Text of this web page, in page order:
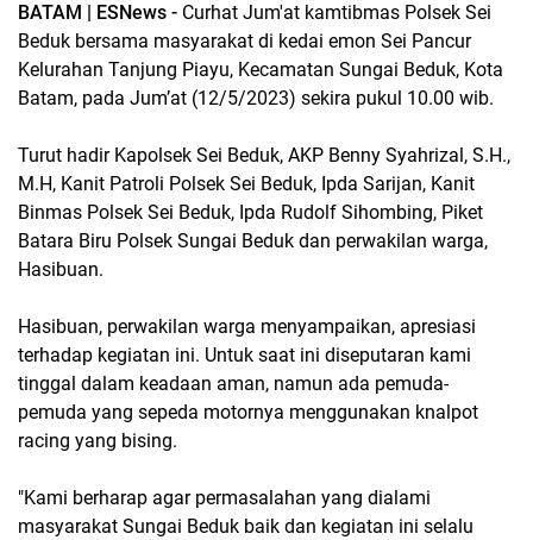
BATAM | ESNews - Curhat Jum'at kamtibmas Polsek Sei
Beduk bersama masyarakat di kedai emon Sei Pancur
Kelurahan Tanjung Piayu, Kecamatan Sungai Beduk, Kota
Batam, pada Jum’at (12/5/2023) sekira pukul 10.00 wib.
Turut hadir Kapolsek Sei Beduk, AKP Benny Syahrizal, S.H.,
M.H, Kanit Patroli Polsek Sei Beduk, Ipda Sarijan, Kanit
Binmas Polsek Sei Beduk, Ipda Rudolf Sihombing, Piket
Batara Biru Polsek Sungai Beduk dan perwakilan warga,
Hasibuan.
Hasibuan, perwakilan warga menyampaikan, apresiasi
terhadap kegiatan ini. Untuk saat ini diseputaran kami
tinggal dalam keadaan aman, namun ada pemuda-
pemuda yang sepeda motornya menggunakan knalpot
racing yang bising.
"Kami berharap agar permasalahan yang dialami
masyarakat Sungai Beduk baik dan kegiatan ini selalu